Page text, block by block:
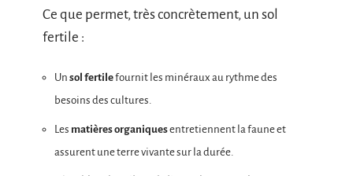
Ce que permet, très concrètement, un sol
fertile :
Un sol fertilefournit les minéraux au rythme des
besoins des cultures.
Les matières organiquesentretiennent la faune et
assurent une terre vivante sur la durée.